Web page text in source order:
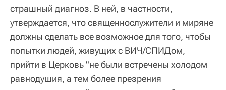
страшный диагноз. В ней, в частности,
утверждается, что священнослужители и миряне
должны сделать все возможное для того, чтобы
попытки людей, живущих с ВИЧ/СПИДом,
прийти в Церковь "не были встречены холодом
равнодушия, а тем более презрения